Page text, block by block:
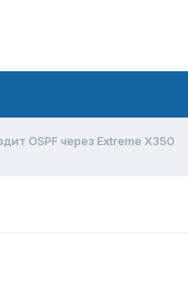
OSPF через Extreme X350